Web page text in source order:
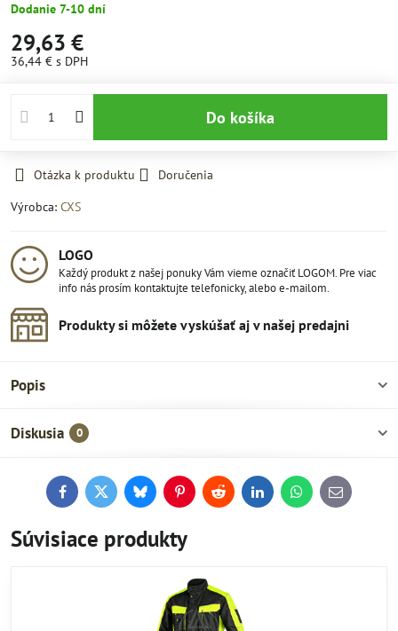
Dodanie 7-10 dní
29,63 €
36,44 € s DPH
Do košíka
Otázka k produktu
Doručenia
Výrobca: CXS
LOGO
Každý produkt z našej ponuky Vám vieme označiť LOGOM. Pre viac
info nás prosím kontaktujte telefonicky, alebo e-mailom.
Produkty si môžete vyskúšať aj v našej predajni
Popis
Diskusia 0
FacebookTwitterBlueskyPinterestReddit LinkedInWhatsApp
E-
mail
Súvisiace produkty